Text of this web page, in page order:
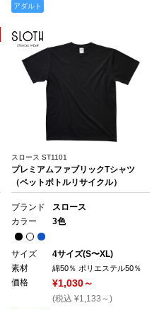
アダルト
スロース ST1101
プレミアムファブリックTシャツ
（ペットボトルリサイクル）
ブランド
スロース
カラー
3色
サイズ
4サイズ(S〜XL)
素材
綿50％ ポリエステル50％
価格 ¥1,030～
(税込 ¥1,133～)